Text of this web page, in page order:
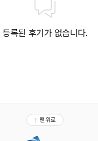
등록된 후기가 없습니다.